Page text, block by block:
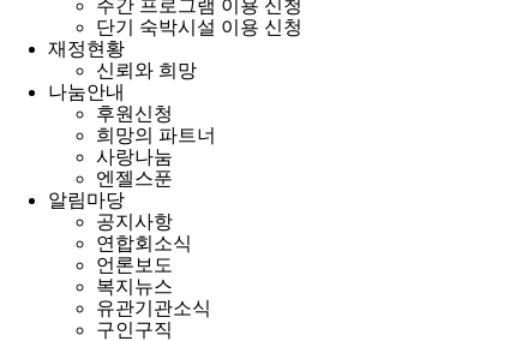
주간 프로그램 이용 신청
단기 숙박시설 이용 신청
재정현황
신뢰와 희망
나눔안내
후원신청
희망의 파트너
사랑나눔
엔젤스푼
알림마당
공지사항
연합회소식
언론보도
복지뉴스
유관기관소식
구인구직